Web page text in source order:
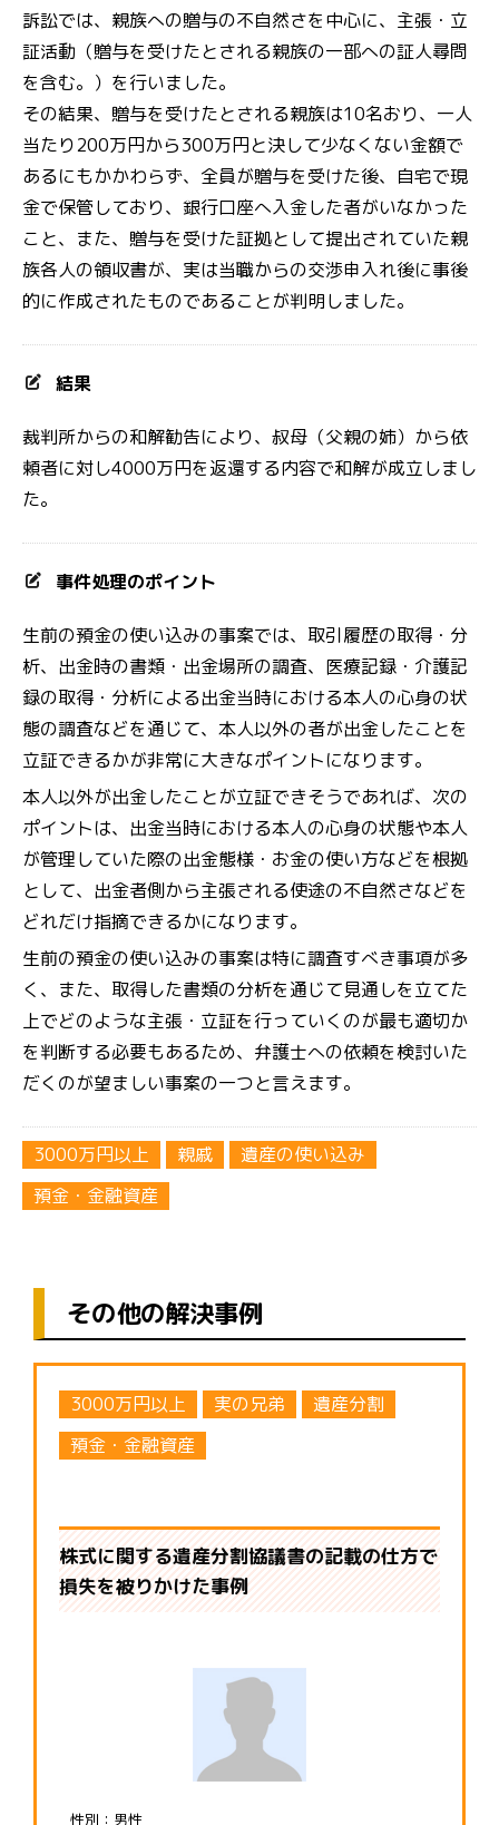
訴訟では、親族への贈与の不自然さを中心に、主張・立
証活動（贈与を受けたとされる親族の一部への証人尋問
を含む。）を行いました。
その結果、贈与を受けたとされる親族は10名おり、一人
当たり200万円から300万円と決して少なくない金額で
あるにもかかわらず、全員が贈与を受けた後、自宅で現
金で保管しており、銀行口座へ入金した者がいなかった
こと、また、贈与を受けた証拠として提出されていた親
族各人の領収書が、実は当職からの交渉申入れ後に事後
的に作成されたものであることが判明しました。
結果
裁判所からの和解勧告により、叔母（父親の姉）から依
頼者に対し4000万円を返還する内容で和解が成立しまし
た。
事件処理のポイント
生前の預金の使い込みの事案では、取引履歴の取得・分
析、出金時の書類・出金場所の調査、医療記録・介護記
録の取得・分析による出金当時における本人の心身の状
態の調査などを通じて、本人以外の者が出金したことを
立証できるかが非常に大きなポイントになります。
本人以外が出金したことが立証できそうであれば、次の
ポイントは、出金当時における本人の心身の状態や本人
が管理していた際の出金態様・お金の使い方などを根拠
として、出金者側から主張される使途の不自然さなどを
どれだけ指摘できるかになります。
生前の預金の使い込みの事案は特に調査すべき事項が多
く、また、取得した書類の分析を通じて見通しを立てた
上でどのような主張・立証を行っていくのが最も適切か
を判断する必要もあるため、弁護士への依頼を検討いた
だくのが望ましい事案の一つと言えます。
3000万円以上 親戚
遺産の使い込み
預金・金融資産
その他の解決事例
3000万円以上 実の兄弟
遺産分割
預金・金融資産
株式に関する遺産分割協議書の記載の仕方で
損失を被りかけた事例
性別：男性